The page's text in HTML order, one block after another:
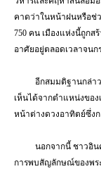
คาดว่าในหน้าฝนหรือช่
750 คน เมืองแห่งนี้ถูกส
อาศัยอยู่ตลอดเวลาจน
อีกสมมติฐานกล่า
เห็นได้จากตำแหน่งของ
หน้าต่างดวงอาทิตย์ซึ่ง
นอกจากนี้ ชาวอิน
การพบสัญลักษณ์ของพร